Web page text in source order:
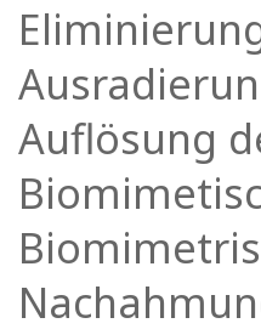
More
Neuigkeiten
KONTAKT
Auflösung